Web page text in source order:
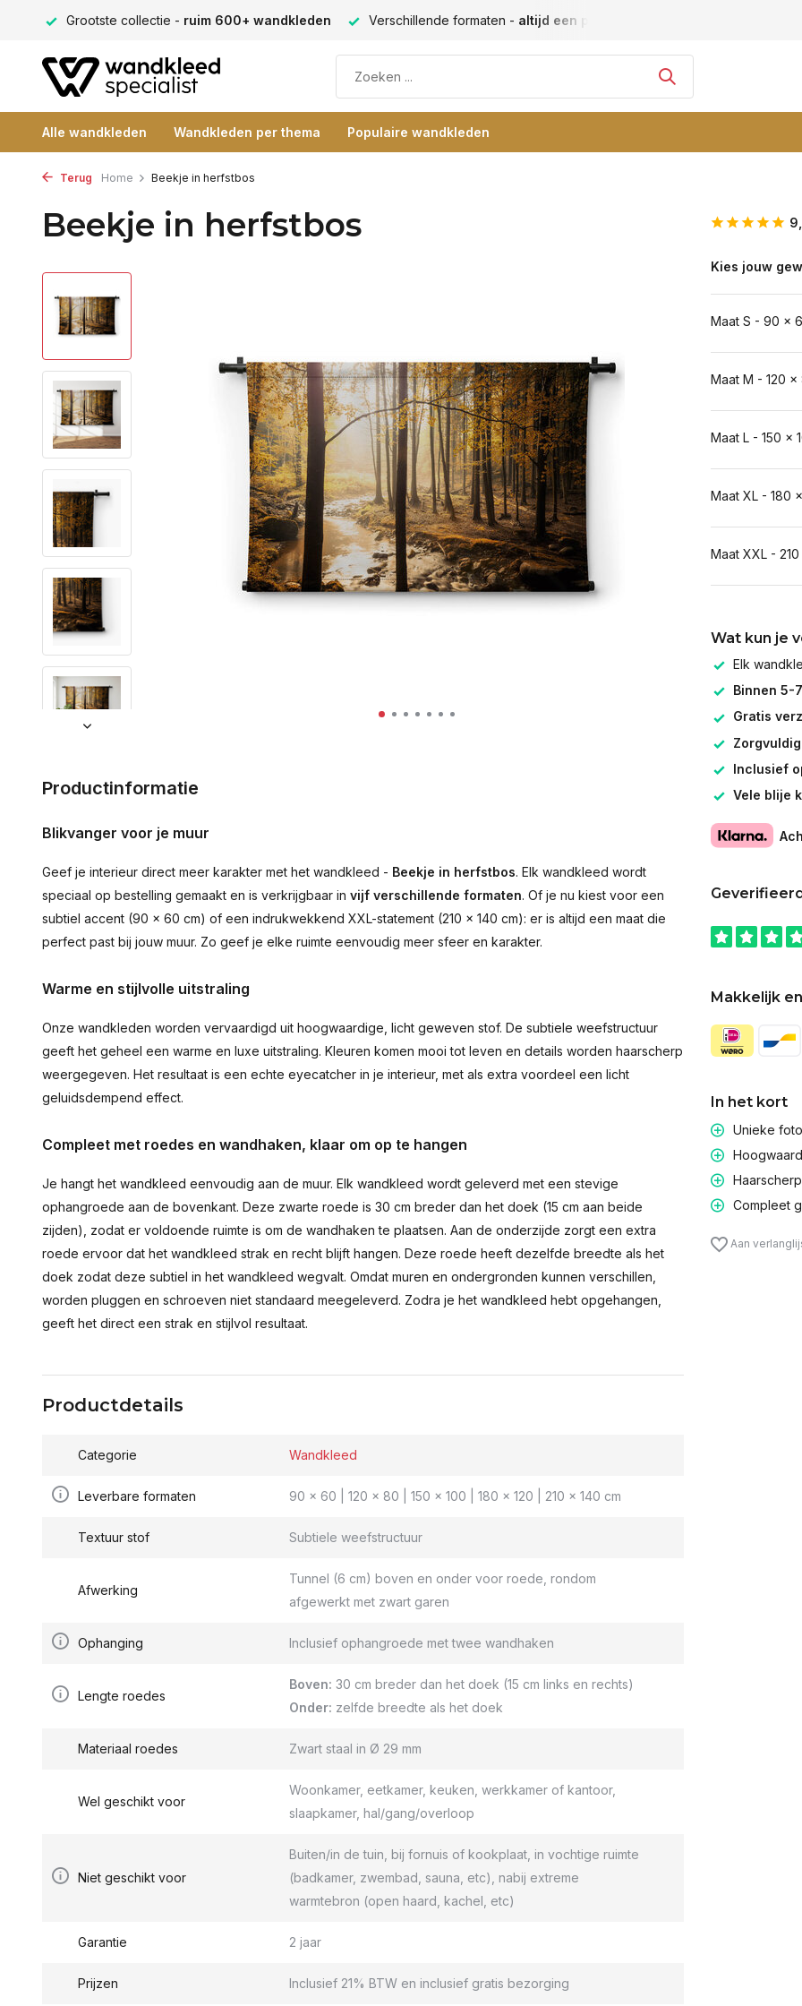
Grootste collectie - ruim 600+ wandkleden Verschillende formaten - altijd een passende maat
Alle wandkleden Wandkleden per thema Populaire wandkleden
Terug Home Beekje in herfstbos
Beekje in herfstbos
Productinformatie
Blikvanger voor je muur
Geef je interieur direct meer karakter met het wandkleed - Beekje in herfstbos. Elk wandkleed wordt
speciaal op bestelling gemaakt en is verkrijgbaar in vijf verschillende formaten. Of je nu kiest voor een
subtiel accent (90 × 60 cm) of een indrukwekkend XXL-statement (210 × 140 cm): er is altijd een maat die
perfect past bij jouw muur. Zo geef je elke ruimte eenvoudig meer sfeer en karakter.
Warme en stijlvolle uitstraling
Onze wandkleden worden vervaardigd uit hoogwaardige, licht geweven stof. De subtiele weefstructuur
geeft het geheel een warme en luxe uitstraling. Kleuren komen mooi tot leven en details worden haarscherp
weergegeven. Het resultaat is een echte eyecatcher in je interieur, met als extra voordeel een licht
geluidsdempend effect.
Compleet met roedes en wandhaken, klaar om op te hangen
Je hangt het wandkleed eenvoudig aan de muur. Elk wandkleed wordt geleverd met een stevige
ophangroede aan de bovenkant. Deze zwarte roede is 30 cm breder dan het doek (15 cm aan beide
zijden), zodat er voldoende ruimte is om de wandhaken te plaatsen. Aan de onderzijde zorgt een extra
roede ervoor dat het wandkleed strak en recht blijft hangen. Deze roede heeft dezelfde breedte als het
doek zodat deze subtiel in het wandkleed wegvalt. Omdat muren en ondergronden kunnen verschillen,
worden pluggen en schroeven niet standaard meegeleverd. Zodra je het wandkleed hebt opgehangen,
geeft het direct een strak en stijlvol resultaat.
Productdetails
Categorie Wandkleed
Leverbare formaten 90 x 60 | 120 x 80 | 150 x 100 | 180 x 120 | 210 x 140 cm
Textuur stof Subtiele weefstructuur
Afwerking
Tunnel (6 cm) boven en onder voor roede, rondom
afgewerkt met zwart garen
Ophanging Inclusief ophangroede met twee wandhaken
Lengte roedes
Boven: 30 cm breder dan het doek (15 cm links en rechts)
Onder: zelfde breedte als het doek
Materiaal roedes Zwart staal in Ø 29 mm
Wel geschikt voor
Woonkamer, eetkamer, keuken, werkkamer of kantoor,
slaapkamer, hal/gang/overloop
Niet geschikt voor
Buiten/in de tuin, bij fornuis of kookplaat, in vochtige ruimte
(badkamer, zwembad, sauna, etc), nabij extreme
warmtebron (open haard, kachel, etc)
Garantie 2 jaar
Prijzen Inclusief 21% BTW en inclusief gratis bezorging
Kies jouw
Maat S - 90 x
Maat M - 120 x
Maat L - 150 x
Maat XL - 180
Maat XXL -
Wat kun je
Elk
Binnen 5-
Gratis
Inclusief
Vele blije
Makkelijk
In het kort
Unieke
Compleet
Aan